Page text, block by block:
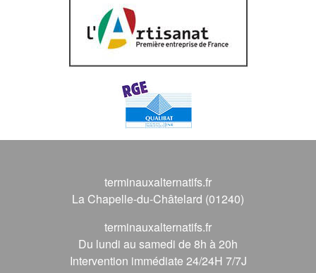
terminauxalternatifs.fr
La Chapelle-du-Châtelard (01240)
terminauxalternatifs.fr
Du lundi au samedi de 8h à 20h
Intervention immédiate 24/24H 7/7J